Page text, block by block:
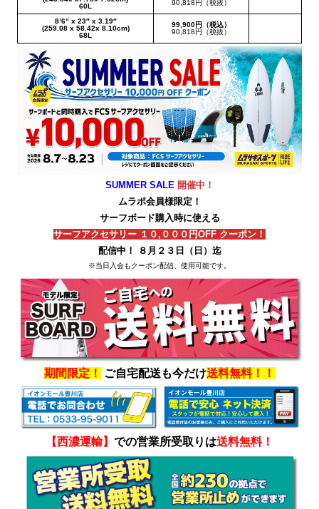
60L
90,818円（税抜）
8’6” x 23″ x 3.19″
(259.08 x 58.42x 8.10cm)
68L
99,900円（税込）
90,818円（税抜）
SUMMER SALE 開催中！
ムラポ会員様限定！
サーフボード購入時に使える
サーフアクセサリー １０,０００円OFF クーポン！
配信中！ ８月２３日（日）迄
※当日入会もクーポン配信、使用可能です。
期間限定！ ご自宅配送も今だけ送料無料！！
【西濃運輸】 での営業所受取りは送料無料！